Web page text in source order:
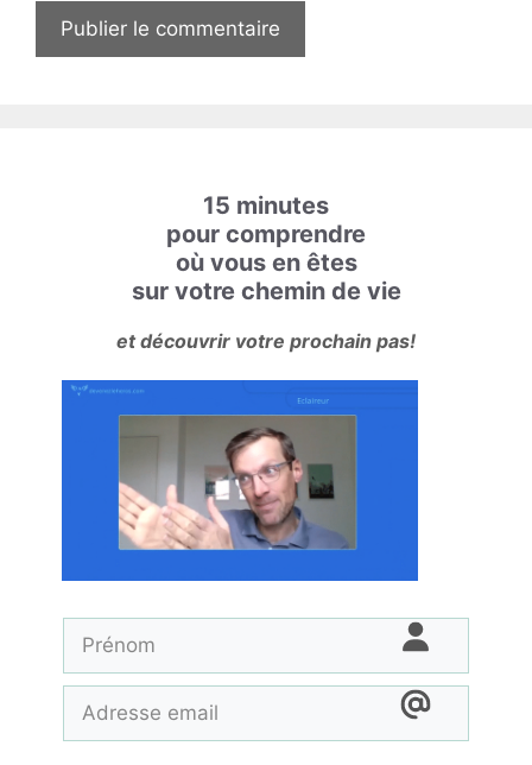
15 minutes
pour comprendre
où vous en êtes
sur votre chemin de vie
et découvrir votre prochain pas!